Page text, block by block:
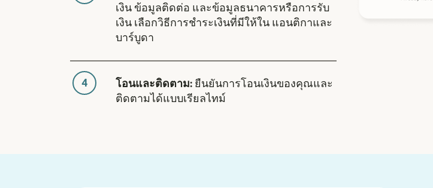
เงิน ข้อมูลติดต่อ และข้อมูลธนาคารหรือการรับ
เงิน เลือกวิธีการชำระเงินที่มีให้ใน แอนติกาและ
บาร์บูดา
4 โอนและติดตาม: ยืนยันการโอนเงินของคุณและ
ติดตามได้แบบเรียลไทม์